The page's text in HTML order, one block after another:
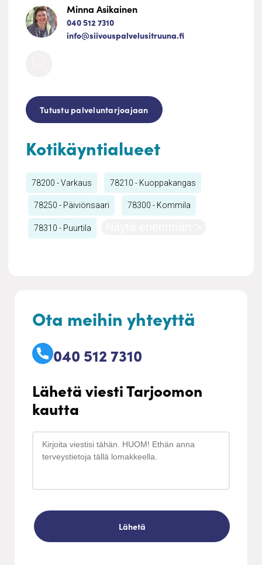
Minna Asikainen
040 512 7310
info@siivouspalvelusitruuna.fi
Tutustu palveluntarjoajaan
Kotikäyntialueet
78200 - Varkaus 78210 - Kuoppakangas
78250 - Päiviönsaari 78300 - Kommila
78310 - Puurtila
Ota meihin yhteyttä
040 512 7310
Lähetä viesti Tarjoomon
kautta